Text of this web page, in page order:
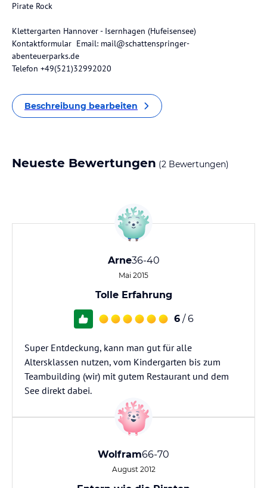
Pirate Rock
Klettergarten Hannover - Isernhagen (Hufeisensee)
Kontaktformular Email: mail@schattenspringer-
abenteuerparks.de
Telefon +49(521)32992020
Beschreibung bearbeiten
Neueste Bewertungen (2 Bewertungen)
Arne36-40
Mai 2015
Tolle Erfahrung
6 / 6
Super Entdeckung, kann man gut für alle
Altersklassen nutzen, vom Kindergarten bis zum
Teambuilding (wir) mit gutem Restaurant und dem
See direkt dabei.
Wolfram66-70
August 2012